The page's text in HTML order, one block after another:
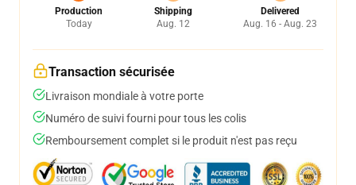
Production
Today
Shipping
Aug. 12
Delivered
Aug. 16 - Aug. 23
Transaction sécurisée
Livraison mondiale à votre porte
Numéro de suivi fourni pour tous les colis
Remboursement complet si le produit n'est pas reçu